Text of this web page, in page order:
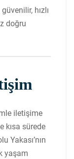
hızlı
doğru
iletişime
kısa sürede
Yakası’nın
yaşam